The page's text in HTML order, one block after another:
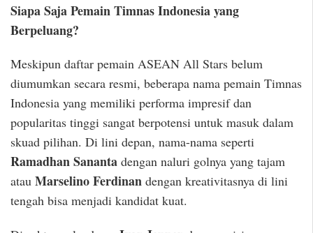
Siapa Saja Pemain Timnas Indonesia yang
Berpeluang?
Meskipun daftar pemain ASEAN All Stars belum
diumumkan secara resmi, beberapa nama pemain Timnas
Indonesia yang memiliki performa impresif dan
popularitas tinggi sangat berpotensi untuk masuk dalam
skuad pilihan. Di lini depan, nama-nama seperti
Ramadhan Sananta dengan naluri golnya yang tajam
atau Marselino Ferdinan dengan kreativitasnya di lini
tengah bisa menjadi kandidat kuat.